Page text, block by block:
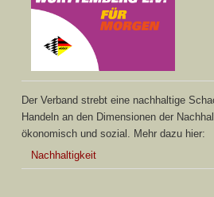
Der Verband strebt eine nachhaltige
Handeln an den Dimensionen der
ökonomisch und sozial. Mehr dazu hier:
Nachhaltigkeit